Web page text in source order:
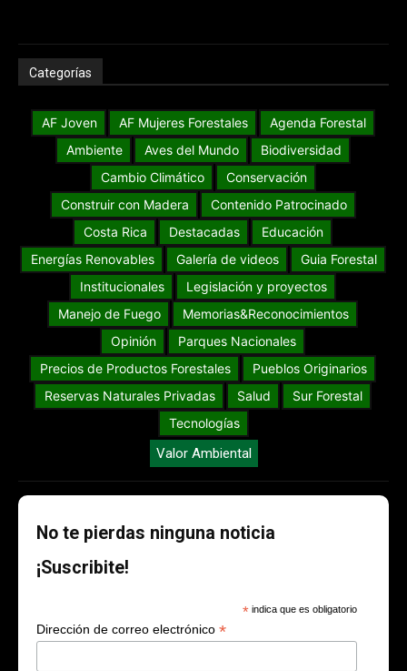
Categorías
AF Joven AF Mujeres Forestales
Agenda Forestal
Ambiente
Aves del Mundo
Biodiversidad
Cambio Climático
Conservación
Construir con Madera
Contenido Patrocinado
Costa Rica
Destacadas
Educación
Energías Renovables
Galería de videos
Guia Forestal
Institucionales
Legislación y proyectos
Manejo de Fuego
Memorias&Reconocimientos
Opinión
Parques Nacionales
Precios de Productos Forestales
Pueblos Originarios
Reservas Naturales Privadas
Salud
Sur Forestal
Tecnologías
Valor Ambiental
No te pierdas ninguna noticia
¡Suscribite!
* indica que es obligatorio
Dirección de correo electrónico *